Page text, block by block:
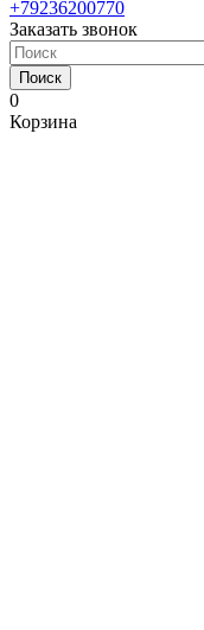
+79236200770
Заказать звонок
Поиск
0
Корзина